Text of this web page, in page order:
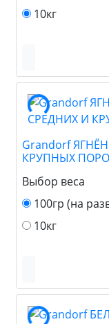
10кг
Grandorf
КРУПНЫХ
Выбор веса
100гр (на
10кг